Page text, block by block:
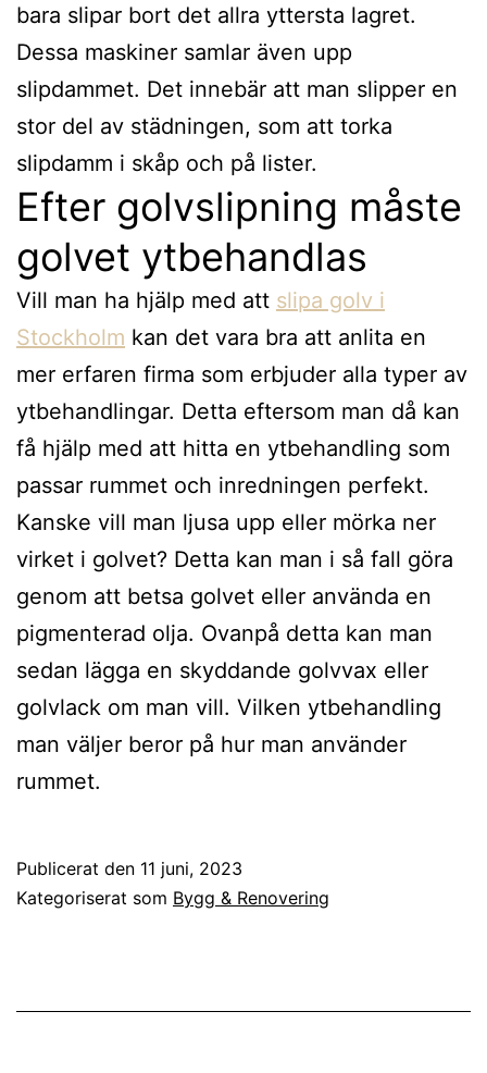
bara slipar bort det allra yttersta lagret.
Dessa maskiner samlar även upp
slipdammet. Det innebär att man slipper en
stor del av städningen, som att torka
slipdamm i skåp och på lister.
Efter golvslipning måste
golvet ytbehandlas
Vill man ha hjälp med att slipa golv i
Stockholm kan det vara bra att anlita en
mer erfaren firma som erbjuder alla typer av
ytbehandlingar. Detta eftersom man då kan
få hjälp med att hitta en ytbehandling som
passar rummet och inredningen perfekt.
Kanske vill man ljusa upp eller mörka ner
virket i golvet? Detta kan man i så fall göra
genom att betsa golvet eller använda en
pigmenterad olja. Ovanpå detta kan man
sedan lägga en skyddande golvvax eller
golvlack om man vill. Vilken ytbehandling
man väljer beror på hur man använder
rummet.
Publicerat den 11 juni, 2023
Kategoriserat som Bygg & Renovering